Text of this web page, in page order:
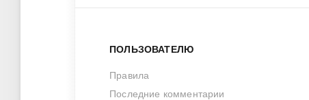
ПОЛЬЗОВАТЕЛЮ
Правила
Последние комментарии